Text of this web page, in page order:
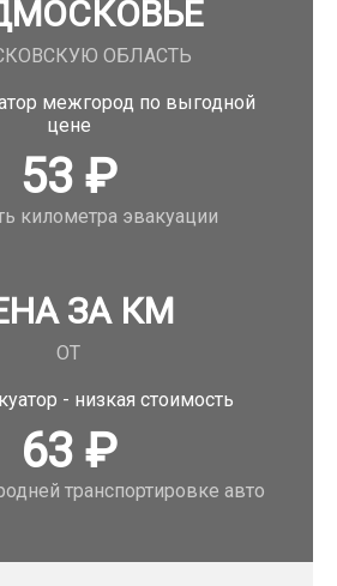
ОБЛАСТЬ
53₽
километра эвакуации
ЗА КМ
ОТ
63₽
транспортировке авто